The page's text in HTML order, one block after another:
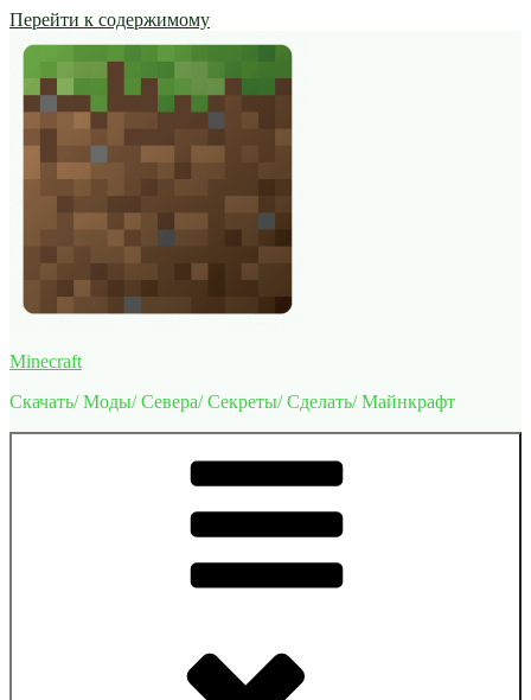
Перейти к содержимому
Minecraft
Скачать/ Моды/ Севера/ Секреты/ Сделать/ Майнкрафт